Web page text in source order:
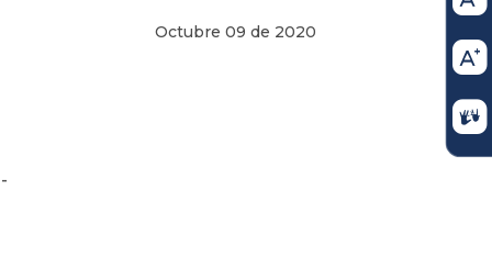
Octubre 09 de 2020